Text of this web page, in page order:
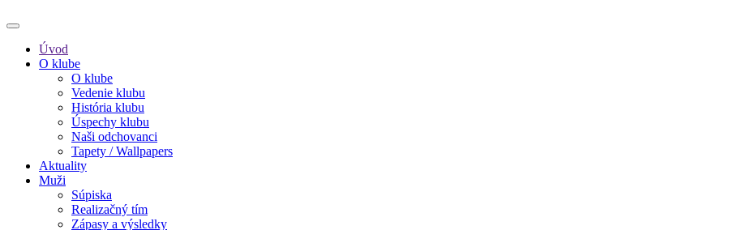
Úvod
O klube
O klube
Vedenie klubu
História klubu
Úspechy klubu
Naši odchovanci
Tapety / Wallpapers
Aktuality
Muži
Súpiska
Realizačný tím
Zápasy a výsledky